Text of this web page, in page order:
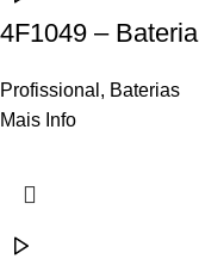
4F1049 –
Profissional , Baterias
Mais Info